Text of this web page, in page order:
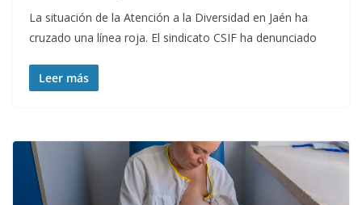
La situación de la Atención a la Diversidad en Jaén ha
cruzado una línea roja. El sindicato CSIF ha denunciado
Leer más